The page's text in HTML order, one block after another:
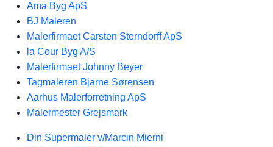
Ama Byg ApS
BJ Maleren
Malerfirmaet Carsten Sterndorff ApS
la Cour Byg A/S
Malerfirmaet Johnny Beyer
Tagmaleren Bjarne Sørensen
Aarhus Malerforretning ApS
Malermester Grejsmark
Din Supermaler v/Marcin Mierni